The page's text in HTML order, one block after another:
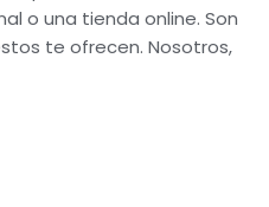
o una tienda online. Son
te ofrecen. Nosotros,